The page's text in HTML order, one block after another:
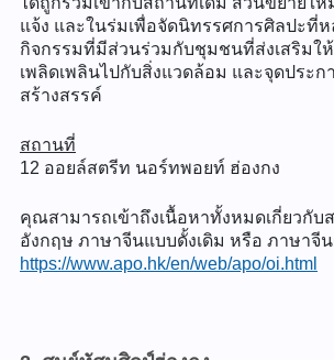
แจ้ง และในร่มเพื่อจัดนิทรรศการศิลปะที่
กิจกรรมที่มีส่วนร่วมกับชุมชนที่ส่งเสริมใ
เพลิดเพลินไปกับสิ่งแวดล้อม และจุดประ
สร้างสรรค์
สถานที่
12 ออยล์สตรีท นอร์ทพอยท์ ฮ่องกง
คุณสามารถเข้าถึงเนื้อหาทั้งหมดเกี่ยวกับ
อังกฤษ ภาษาจีนแบบดั้งเดิม หรือ ภาษาจี
https://www.apo.hk/en/web/apo/oi.html